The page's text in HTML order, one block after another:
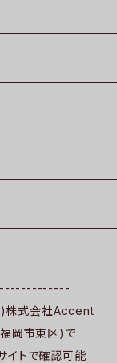
株式会社Accent
岡市東区)で
イトで確認可能